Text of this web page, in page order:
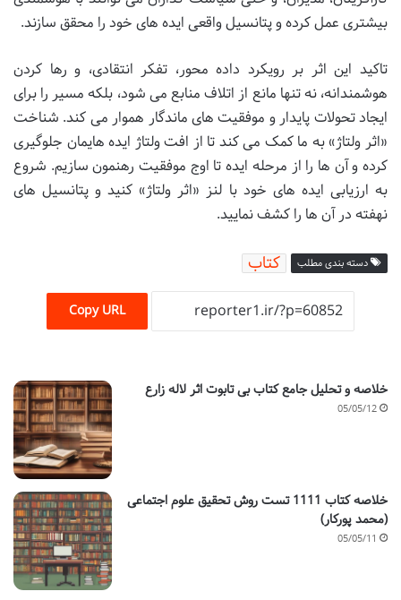
بیشتری عمل کرده و پتانسیل واقعی ایده های خود را محقق سازند.
تاکید این اثر بر رویکرد داده محور، تفکر انتقادی، و رها کردن
هوشمندانه، نه تنها مانع از اتلاف منابع می شود، بلکه مسیر را برای
ایجاد تحولات پایدار و موفقیت های ماندگار هموار می کند. شناخت
«اثر ولتاژ» به ما کمک می کند تا از افت ولتاژ ایده هایمان جلوگیری
کرده و آن ها را از مرحله ایده تا اوج موفقیت رهنمون سازیم. شروع
به ارزیابی ایده های خود با لنز «اثر ولتاژ» کنید و پتانسیل های
نهفته در آن ها را کشف نمایید.
دسته بندی مطلب کتاب
Copy URL
خلاصه و تحلیل جامع کتاب بی تابوت اثر لاله زارع
05/05/12
خلاصه کتاب 1111 تست روش تحقیق علوم اجتماعی
(محمد پورکار)
05/05/11